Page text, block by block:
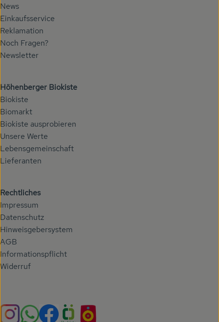
News
Einkaufsservice
Reklamation
Noch Fragen?
Newsletter
Höhenberger Biokiste
Biokiste
Biomarkt
Biokiste ausprobieren
Unsere Werte
Lebensgemeinschaft
Lieferanten
Rechtliches
Impressum
Datenschutz
Hinweisgebersystem
AGB
Informationspflicht
Widerruf
Externer Link zu https://www.instagram.com/
Externer Link zu https://whatsapp.com/channel/
Externer Link zu https://www.facebook.com/
Externer Link zu https://